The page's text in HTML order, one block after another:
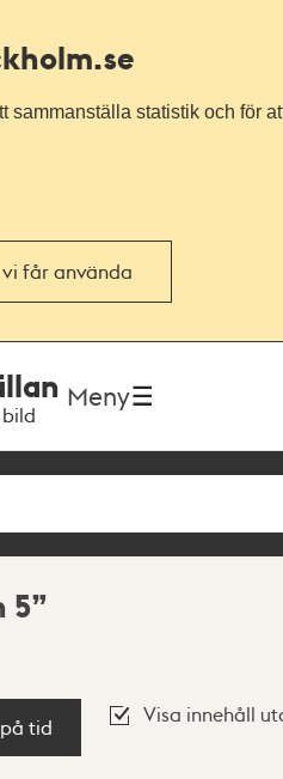
statistik och för
får använda
Meny
5
tid
Visa innehåll